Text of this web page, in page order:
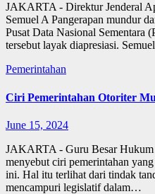
JAKARTA - Direktur Jenderal
Semuel A Pangerapan mundur
Pusat Data Nasional Sementara
tersebut layak diapresiasi.
Pemerintahan
Ciri Pemerintahan Otoriter
June 15, 2024
JAKARTA - Guru Besar
menyebut ciri pemerintahan
ini. Hal itu terlihat dari tindak
mencampuri legislatif dalam…